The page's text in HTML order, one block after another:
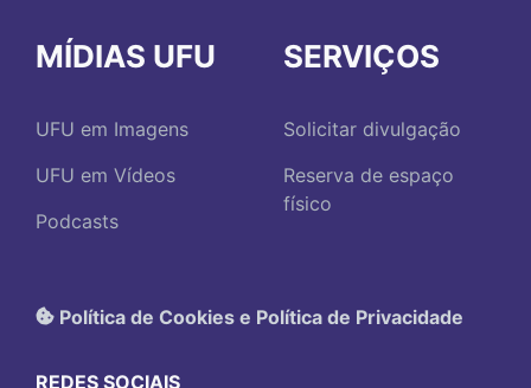
MÍDIAS UFU
UFU em Imagens
UFU em Vídeos
Podcasts
SERVIÇOS
Solicitar divulgação
Reserva de espaço
físico
Política de Cookies e Política de Privacidade
REDES SOCIAIS